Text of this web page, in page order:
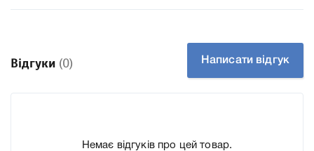
До Картридж Canon T09 cyan (3019C006) ми підготували
докладні характеристики, список друкувальної техніки,
до якого підходить Картридж Canon T09 cyan (3019C006),
Відгуки (0) Написати відгук
Немає відгуків про цей товар.